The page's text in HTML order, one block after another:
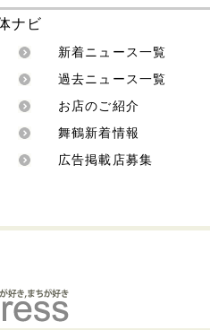
ナビ
新着ニュース一覧
過去ニュース一覧
お店のご紹介
舞鶴新着情報
広告掲載店募集